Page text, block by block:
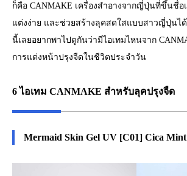
ก็คือ CANMAKE เครื่องสำอางจากญี่ปุ่นที่ขึ้นชื่อ
แต่งง่าย และช่วยสร้างลุคสดใสแบบสาวญี่ปุ่นไ
นี้เลยอยากพาไปดูกันว่ามีไอเทมไหนจาก
การแต่งหน้าปรุงจืดในชีวิตประจำวัน
6 ไอเทม CANMAKE สำหรับลุคปรุงจืด
Mermaid Skin Gel UV [C01] Cica Mint